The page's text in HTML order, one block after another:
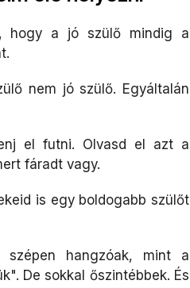
hogy a jó szülő mindig a
nem jó szülő. Egyáltalán
el futni. Olvasd el azt a
fáradt vagy.
is egy boldogabb szülőt
hangzóak, mint a
De sokkal őszintébbek. És